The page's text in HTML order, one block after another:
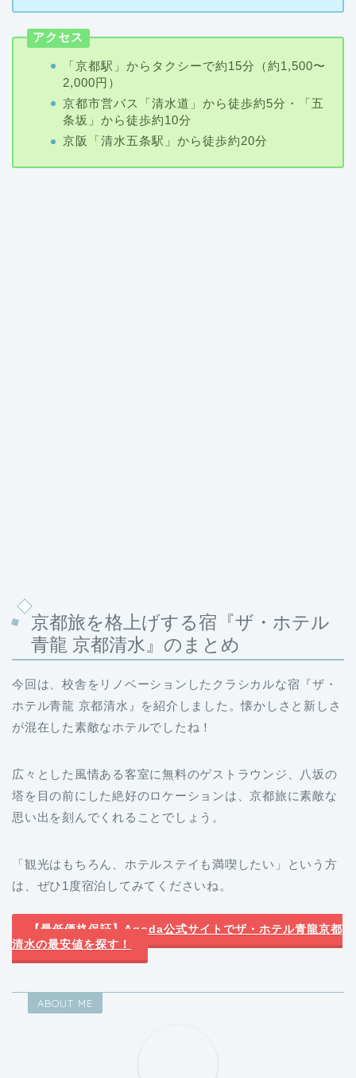
アクセス
「京都駅」からタクシーで約15分（約1,500〜
2,000円）
京都市営バス「清水道」から徒歩約5分・「五
条坂」から徒歩約10分
京阪「清水五条駅」から徒歩約20分
京都旅を格上げする宿『ザ・ホテル
青龍 京都清水』のまとめ
今回は、校舎をリノベーションしたクラシカルな宿『ザ・
ホテル青龍 京都清水』を紹介しました。懐かしさと新しさ
が混在した素敵なホテルでしたね！
広々とした風情ある客室に無料のゲストラウンジ、八坂の
塔を目の前にした絶好のロケーションは、京都旅に素敵な
思い出を刻んでくれることでしょう。
「観光はもちろん、ホテルステイも満喫したい」という方
は、ぜひ1度宿泊してみてくださいね。
【最低価格保証】Agoda公式サイトでザ・ホテル青龍京都
清水の最安値を探す！
ABOUT ME